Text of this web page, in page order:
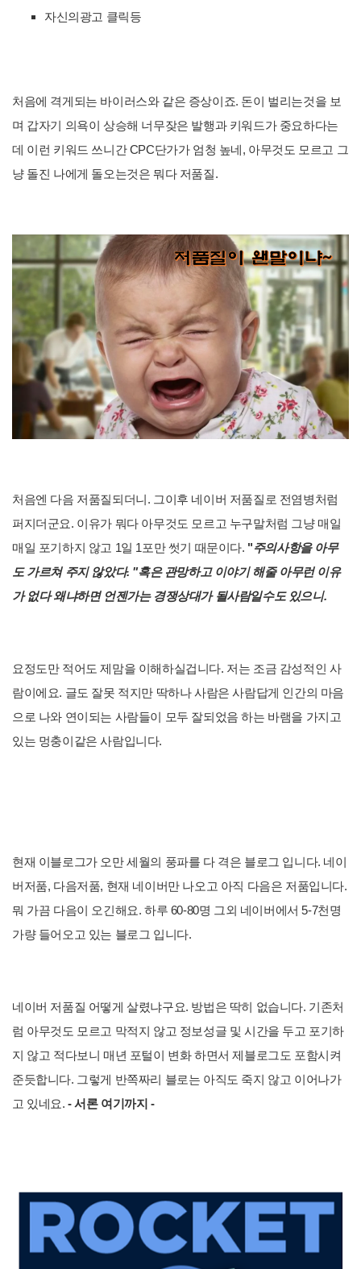
자신의광고 클릭등
처음에 격게되는 바이러스와 같은 증상이죠. 돈이 벌리는것을 보
며 갑자기 의욕이 상승해 너무잦은 발행과 키워드가 중요하다는
데 이런 키워드 쓰니간 CPC단가가 엄청 높네, 아무것도 모르고 그
냥 돌진 나에게 돌오는것은 뭐다 저품질.
처음엔 다음 저품질되더니. 그이후 네이버 저품질로 전염병처럼
퍼지더군요. 이유가 뭐다 아무것도 모르고 누구말처럼 그냥 매일
매일 포기하지 않고 1일 1포만 썻기 때문이다. "주의사항을 아무
도 가르쳐 주지 않았다. "혹은 관망하고 이야기 해줄 아무런 이유
가 없다 왜냐하면 언젠가는 경쟁상대가 될사람일수도 있으니.
요정도만 적어도 제맘을 이해하실겁니다. 저는 조금 감성적인 사
람이에요. 글도 잘못 적지만 딱하나 사람은 사람답게 인간의 마음
으로 나와 연이되는 사람들이 모두 잘되었음 하는 바램을 가지고
있는 멍충이같은 사람입니다.
현재 이블로그가 오만 세월의 풍파를 다 격은 블로그 입니다. 네이
버저품, 다음저품, 현재 네이버만 나오고 아직 다음은 저품입니다.
뭐 가끔 다음이 오긴해요. 하루 60-80명 그외 네이버에서 5-7천명
가량 들어오고 있는 블로그 입니다.
네이버 저품질 어떻게 살렸냐구요. 방법은 딱히 없습니다. 기존처
럼 아무것도 모르고 막적지 않고 정보성글 및 시간을 두고 포기하
지 않고 적다보니 매년 포털이 변화 하면서 제블로그도 포함시켜
준듯합니다. 그렇게 반쪽짜리 블로는 아직도 죽지 않고 이어나가
고 있네요. - 서론 여기까지 -